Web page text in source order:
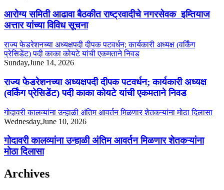
आरोग्य समिती आढावा बैठकीत राष्ट्रवादीचे नगरसेवक इम्तियाज
अत्तार यांच्या विविध सूचना
राज्य फेडरेशनच्या अध्यक्षपदी दीपक पटवर्धन; कार्यकारी अध्यक्ष (वर्किंग
प्रेसिडेंट) पदी काका कोयटे यांची एकमताने निवड
Sunday,June 14, 2026
राज्य फेडरेशनच्या अध्यक्षपदी दीपक पटवर्धन; कार्यकारी अध्यक्ष
(वर्किंग प्रेसिडेंट) पदी काका कोयटे यांची एकमताने निवड
गोदावरी कालव्यांना उन्हाळी अंतिम आवर्तन मिळणार शेतकऱ्यांना मोठा दिलासा
Wednesday,June 10, 2026
गोदावरी कालव्यांना उन्हाळी अंतिम आवर्तन मिळणार शेतकऱ्यांना
मोठा दिलासा
Archives